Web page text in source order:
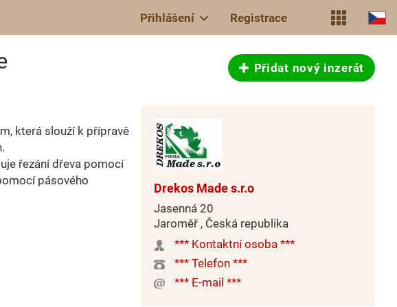
Přihlášení Registrace
Přidat nový inzerát
která slouží k přípravě
řezání dřeva pomocí
pásového
Drekos Made s.r.o
Jasenná 20
Jaroměř , Česká republika
*** Kontaktní osoba ***
*** Telefon ***
*** E-mail ***